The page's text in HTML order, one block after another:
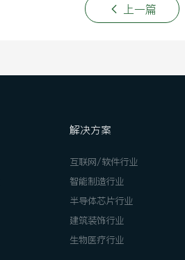
上一篇
解决方案
互联网/软件行业
智能制造行业
半导体芯片行业
建筑装饰行业
生物医疗行业